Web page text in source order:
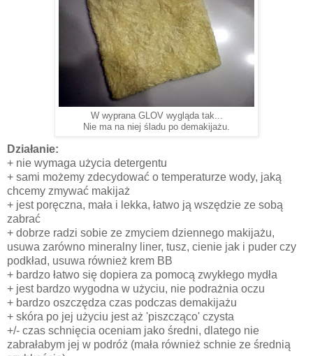
W wyprana GLOV wygląda tak...
Nie ma na niej śladu po demakijażu.
Działanie:
+ nie wymaga użycia detergentu
+ sami możemy zdecydować o temperaturze wody, jaką
chcemy zmywać makijaż
+ jest poręczna, mała i lekka, łatwo ją wszędzie ze sobą
zabrać
+ dobrze radzi sobie ze zmyciem dziennego makijażu,
usuwa zarówno mineralny liner, tusz, cienie jak i puder czy
podkład, usuwa również krem BB
+ bardzo łatwo się dopiera za pomocą zwykłego mydła
+ jest bardzo wygodna w użyciu, nie podrażnia oczu
+ bardzo oszczędza czas podczas demakijażu
+ skóra po jej użyciu jest aż 'piszcząco' czysta
+/- czas schnięcia oceniam jako średni, dlatego nie
zabrałabym jej w podróż (mała również schnie ze średnią